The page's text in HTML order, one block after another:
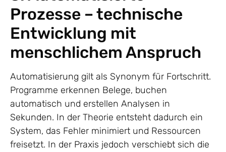
Prozesse – technische
Entwicklung mit
menschlichem Anspruch
Automatisierung gilt als Synonym für Fortschritt.
Programme erkennen Belege, buchen
automatisch und erstellen Analysen in
Sekunden. In der Theorie entsteht dadurch ein
System, das Fehler minimiert und Ressourcen
freisetzt. In der Praxis jedoch verschiebt sich die